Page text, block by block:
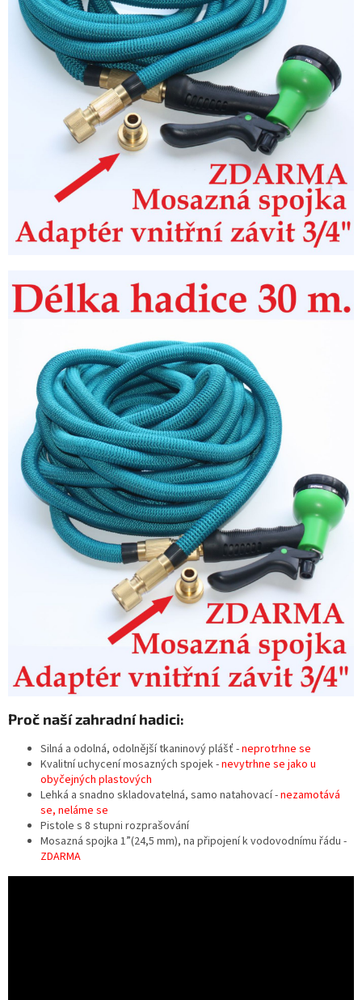
Proč naší zahradní hadici:
Silná a odolná, odolnější tkaninový plášť -neprotrhne se
Kvalitní uchycení mosazných spojek -nevytrhne se jako u
obyčejných plastových
Lehká a snadno skladovatelná, samo natahovací -nezamotává
se, neláme se
Pistole s 8 stupni rozprašování
Mosazná spojka 1”(24,5 mm), na připojení k vodovodnímu řádu -
ZDARMA